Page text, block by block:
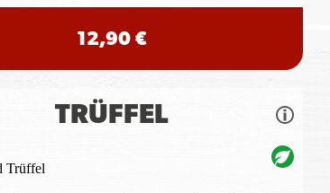
12,90 €
TRÜFFEL